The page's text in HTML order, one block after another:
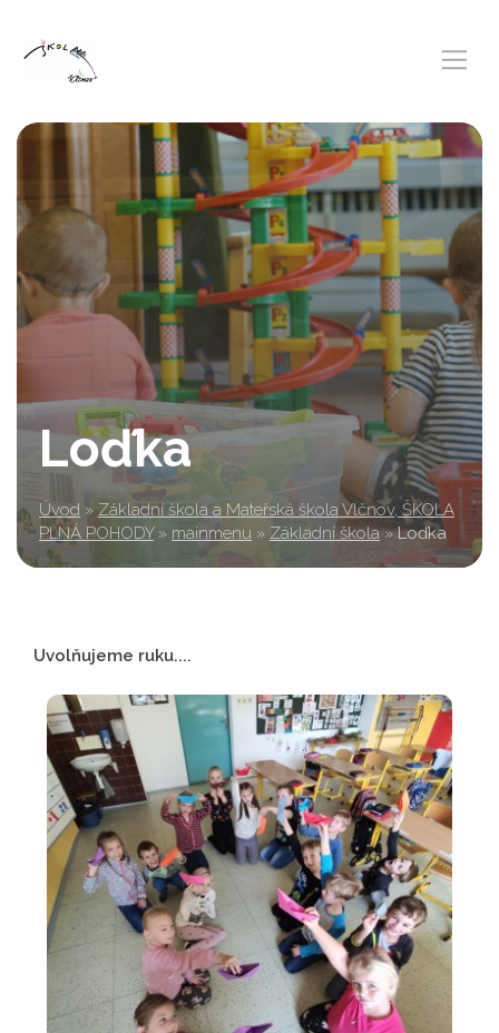
Loďka
Úvod » Základní škola a Mateřská škola Vlčnov, ŠKOLA
PLNÁ POHODY » mainmenu » Základní škola » Loďka
Uvolňujeme ruku....